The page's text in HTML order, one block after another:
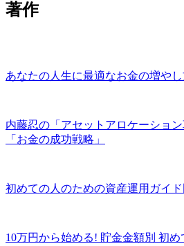
著作
あなたの人生に最適なお金の増や
内藤忍の「アセットアロケーショ
「お金の成功戦略」
初めての人のための資産運用ガイ
10万円から始める! 貯金金額別 初